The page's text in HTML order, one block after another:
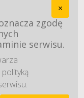
×
zgodę
serwisu.